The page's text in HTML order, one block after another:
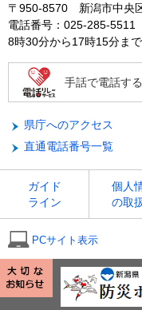
〒950-8570 新潟市中央
電話番号：025-285-5511
8時30分から17時15分ま
手話で電話する
県庁へのアクセス
直通電話番号一覧
ガイド
ライン
個人
の取
PCサイト表示